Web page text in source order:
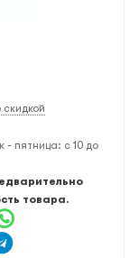
скидкой
- пятница: с 10 до
товара.